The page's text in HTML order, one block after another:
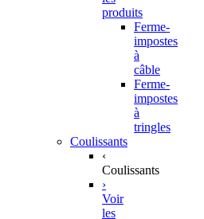
produits
Ferme-
impostes
à
câble
Ferme-
impostes
à
tringles
Coulissants
‹
Coulissants
›
Voir
les